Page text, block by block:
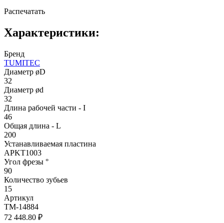
Распечатать
Характеристики:
Бренд
TUMITEC
Диаметр øD
32
Диаметр ød
32
Длина рабочей части - I
46
Общая длина - L
200
Устанавливаемая пластина
APKT1003
Угол фрезы °
90
Количество зубьев
15
Артикул
TM-14884
72 448.80 ₽